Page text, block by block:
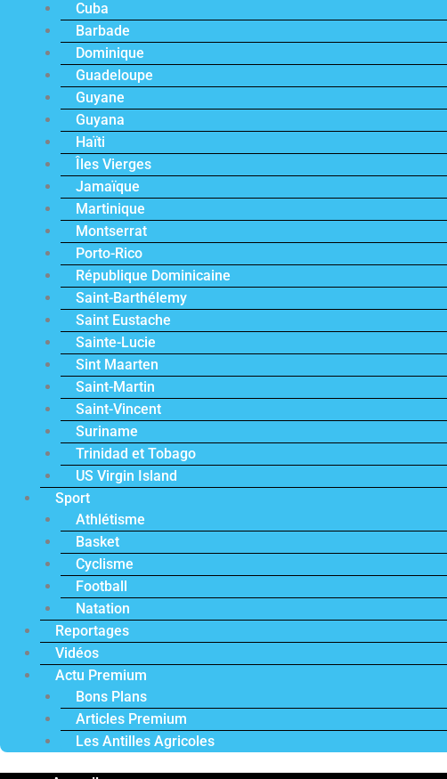
Cuba
Barbade
Dominique
Guadeloupe
Guyane
Guyana
Haïti
Îles Vierges
Jamaïque
Martinique
Montserrat
Porto-Rico
République Dominicaine
Saint-Barthélemy
Saint Eustache
Sainte-Lucie
Sint Maarten
Saint-Martin
Saint-Vincent
Suriname
Trinidad et Tobago
US Virgin Island
Sport
Athlétisme
Basket
Cyclisme
Football
Natation
Reportages
Vidéos
Actu Premium
Bons Plans
Articles Premium
Les Antilles Agricoles